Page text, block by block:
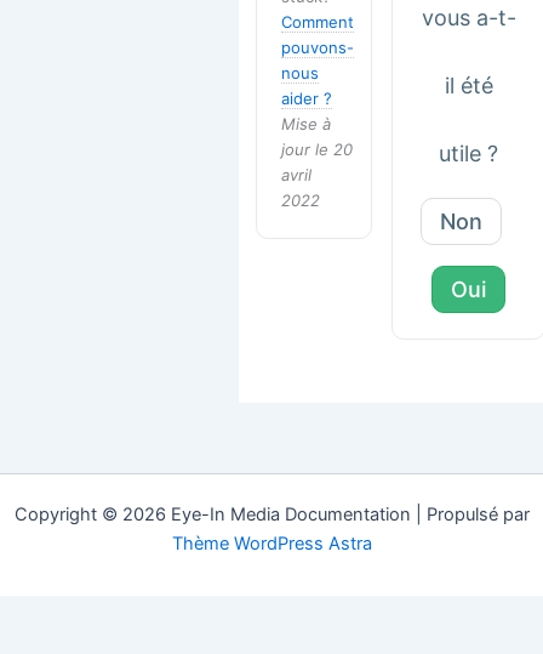
Comment
pouvons-
nous
aider ?
Mise à
jour le 20
avril
2022
vous a-t-
il été
utile ?
Non
Oui
Copyright © 2026 Eye-In Media Documentation | Propulsé par
Thème WordPress Astra